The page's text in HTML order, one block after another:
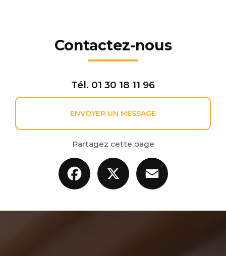
Contactez-nous
Tél. 01 30 18 11 96
ENVOYER UN MESSAGE
Partagez cette page
Facebook